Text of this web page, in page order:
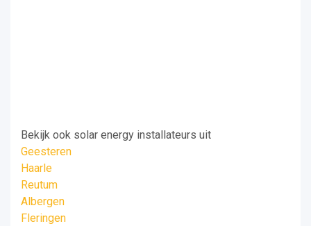
Bekijk ook solar energy installateurs uit
Geesteren
Haarle
Reutum
Albergen
Fleringen